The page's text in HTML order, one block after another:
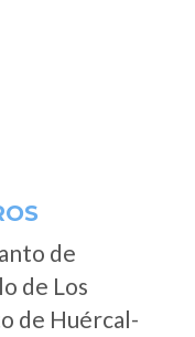
de
de Los
de Huércal-